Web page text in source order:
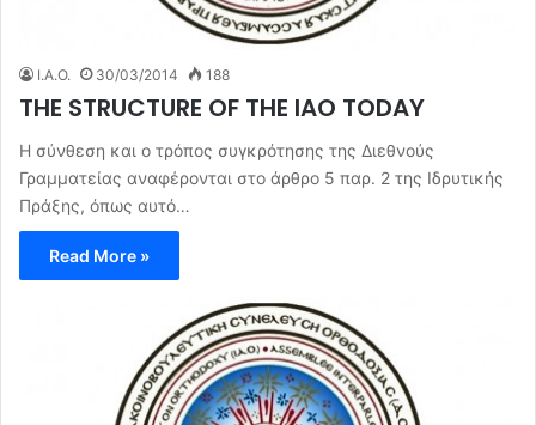
I.A.O. 30/03/2014 188
THE STRUCTURE OF THE IAO TODAY
Η σύνθεση και ο τρόπος συγκρότησης της Διεθνούς
Γραμματείας αναφέρονται στο άρθρο 5 παρ. 2 της Ιδρυτικής
Πράξης, όπως αυτό…
Read More »